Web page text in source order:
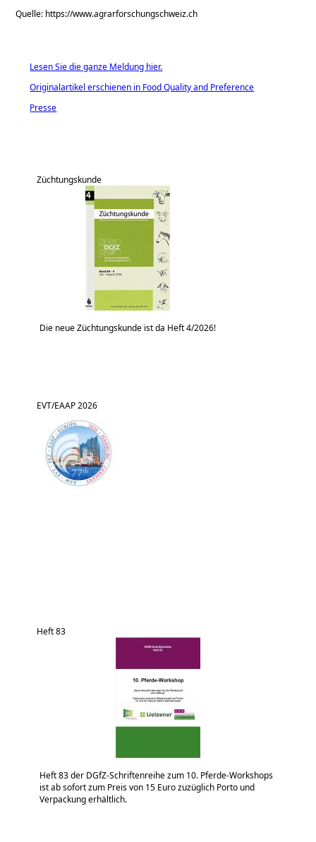
Quelle: https://www.agrarforschungschweiz.ch
Lesen Sie die ganze Meldung hier.
Originalartikel erschienen in Food Quality and Preference
Presse
Züchtungskunde
Die neue Züchtungskunde ist da Heft 4/2026!
EVT/EAAP 2026
Heft 83
Heft 83 der DGfZ-Schriftenreihe zum 10. Pferde-Workshops
ist ab sofort zum Preis von 15 Euro zuzüglich Porto und
Verpackung erhältlich.